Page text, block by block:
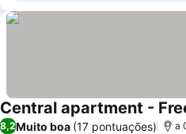
Central apartment -
8,2Muito boa (17 pontuações) a